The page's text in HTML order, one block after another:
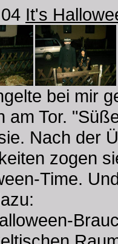
It's
bei mir
am Tor.
Nach der
zogen
Time.